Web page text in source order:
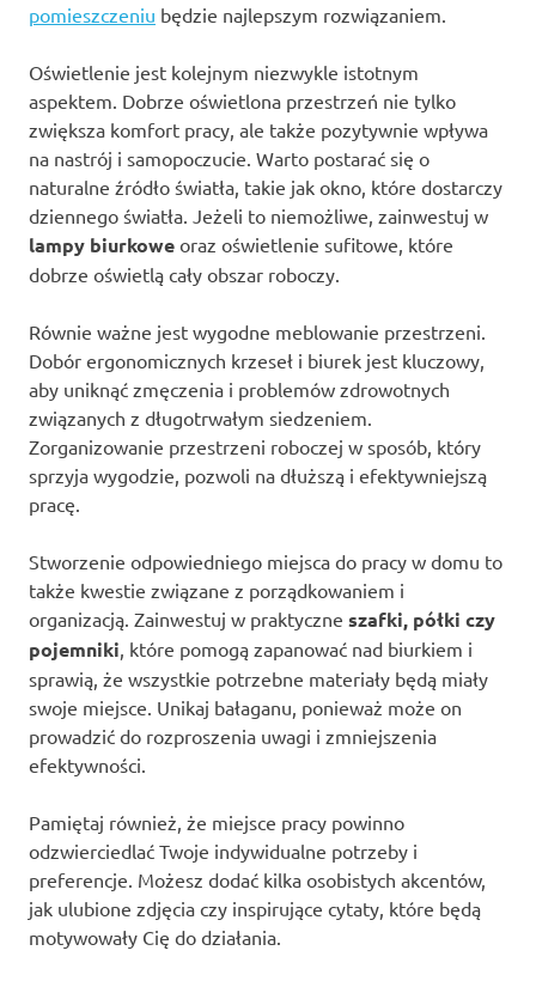
pomieszczeniu będzie najlepszym rozwiązaniem.
Oświetlenie jest kolejnym niezwykle istotnym
aspektem. Dobrze oświetlona przestrzeń nie tylko
zwiększa komfort pracy, ale także pozytywnie wpływa
na nastrój i samopoczucie. Warto postarać się o
naturalne źródło światła, takie jak okno, które dostarczy
dziennego światła. Jeżeli to niemożliwe, zainwestuj w
lampy biurkowe oraz oświetlenie sufitowe, które
dobrze oświetlą cały obszar roboczy.
Równie ważne jest wygodne meblowanie przestrzeni.
Dobór ergonomicznych krzeseł i biurek jest kluczowy,
aby uniknąć zmęczenia i problemów zdrowotnych
związanych z długotrwałym siedzeniem.
Zorganizowanie przestrzeni roboczej w sposób, który
sprzyja wygodzie, pozwoli na dłuższą i efektywniejszą
pracę.
Stworzenie odpowiedniego miejsca do pracy w domu to
także kwestie związane z porządkowaniem i
organizacją. Zainwestuj w praktyczne szafki, półki czy
pojemniki , które pomogą zapanować nad biurkiem i
sprawią, że wszystkie potrzebne materiały będą miały
swoje miejsce. Unikaj bałaganu, ponieważ może on
prowadzić do rozproszenia uwagi i zmniejszenia
efektywności.
Pamiętaj również, że miejsce pracy powinno
odzwierciedlać Twoje indywidualne potrzeby i
preferencje. Możesz dodać kilka osobistych akcentów,
jak ulubione zdjęcia czy inspirujące cytaty, które będą
motywowały Cię do działania.